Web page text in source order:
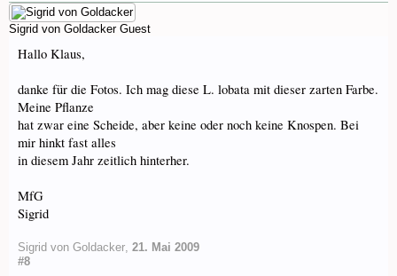
Sigrid von Goldacker Guest
Hallo Klaus,
danke für die Fotos. Ich mag diese L. lobata mit dieser zarten Farbe.
Meine Pflanze
hat zwar eine Scheide, aber keine oder noch keine Knospen. Bei
mir hinkt fast alles
in diesem Jahr zeitlich hinterher.
MfG
Sigrid
Sigrid von Goldacker, 21. Mai 2009
#8